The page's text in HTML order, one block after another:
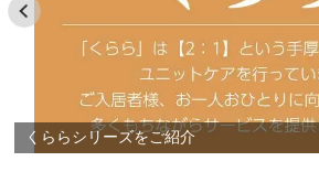
くららシリーズをご紹介